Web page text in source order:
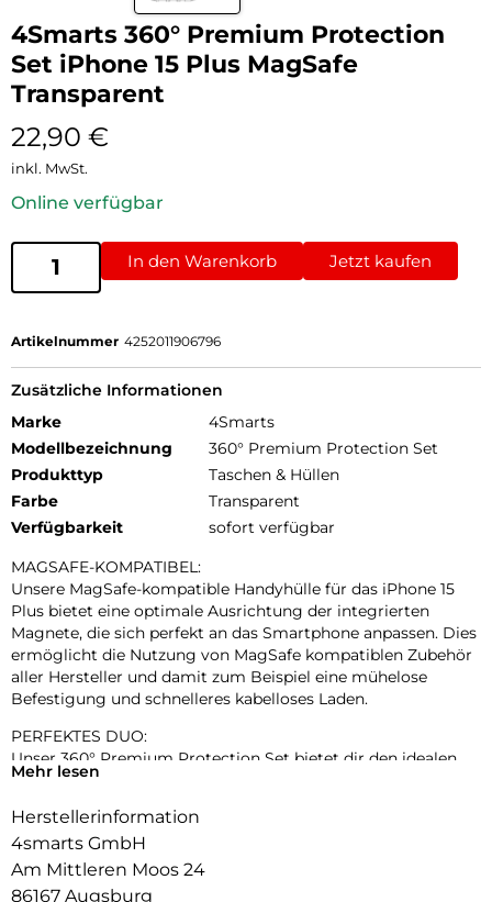
4Smarts 360° Premium Protection
Set iPhone 15 Plus MagSafe
Transparent
22,90 €
inkl. MwSt.
Online verfügbar
In den Warenkorb Jetzt kaufen
Artikelnummer 4252011906796
Zusätzliche Informationen
Marke
4Smarts
Modellbezeichnung
360° Premium Protection Set
Produkttyp
Taschen & Hüllen
Farbe
Transparent
Verfügbarkeit
sofort verfügbar
MAGSAFE-KOMPATIBEL:
Unsere MagSafe-kompatible Handyhülle für das iPhone 15
Plus bietet eine optimale Ausrichtung der integrierten
Magnete, die sich perfekt an das Smartphone anpassen. Dies
ermöglicht die Nutzung von MagSafe kompatiblen Zubehör
aller Hersteller und damit zum Beispiel eine mühelose
Befestigung und schnelleres kabelloses Laden.
PERFEKTES DUO:
Unser 360° Premium Protection Set bietet dir den idealen
Rundumschutz für dein Smartphone: Die transparente
Polycarbonat schützt es zuverlässig vor Stößen und Kratzern
ohne das Original-Design des Handys zu stören. Das
hochwertige 9H-Schutzglas, komplettiert den Schutz indem
es den Bildschirm deines Geräts mit der gleichen Sorgfalt
Mehr lesen
Herstellerinformation
4smarts GmbH
Am Mittleren Moos 24
86167 Augsburg